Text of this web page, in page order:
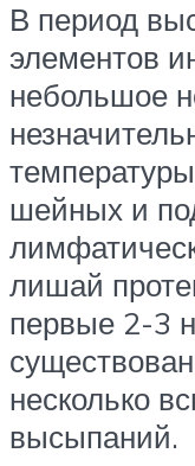
В период
элементов
небольшое
шейных и
лишай
первые 2-3
несколько
высыпаний.